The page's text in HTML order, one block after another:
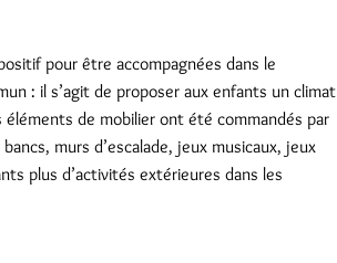
pour être accompagnées dans le
: il s’agit de proposer aux enfants un climat
éléments de mobilier ont été commandés par
murs d’escalade, jeux musicaux, jeux
plus d’activités extérieures dans les